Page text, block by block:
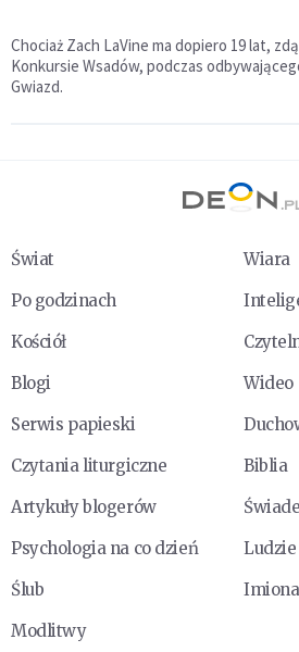
Chociaż Zach LaVine ma dopiero 19 lat,
Konkursie Wsadów, podczas
Gwiazd.
Świat
Wiara
Po godzinach
Kościół
Blogi
Wideo
Serwis papieski
Czytania liturgiczne
Biblia
Artykuły blogerów
Psychologia na co dzień
Ślub
Modlitwy